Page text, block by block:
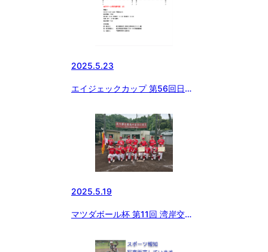
2025.5.23
エイジェックカップ 第56回日本
東日本ブロック予選 組合せ決定‼️
2025.5.19
マツダボール杯 第11回 湾岸交流